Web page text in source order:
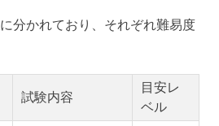
に分かれており、それぞれ難易度
試験内容
目安レ
ベル